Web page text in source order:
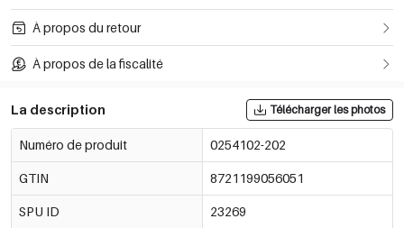
À propos du retour
À propos de la fiscalité
La description Télécharger les photos
Numéro de produit 0254102-202
GTIN 8721199056051
SPU ID 23269